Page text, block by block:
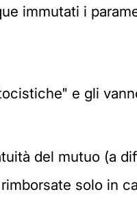
immutati i
e gli
del mutuo (a
solo in